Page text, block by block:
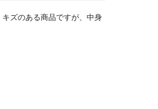
ズのある商品ですが、中身